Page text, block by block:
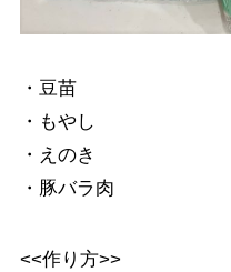
・豆苗
・もやし
・えのき
・豚バラ肉
<<作り方>>